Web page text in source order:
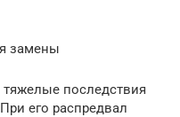
замены
последствия
его распредвал